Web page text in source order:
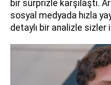
bir sürprizle karşılaştı.
sosyal medyada hızla
detaylı bir analizle sizler